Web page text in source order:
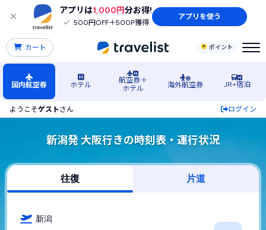
アプリは1,000円分お得!
500円OFF＋500P獲得
アプリを使う
ポイント
カート
国内航空券 ホテル
航空券＋
ホテル
海外航空券 JR+宿泊
ようこそゲストさん ログイン
新潟発 大阪行きの時刻表・運行状況
往復 片道
新潟